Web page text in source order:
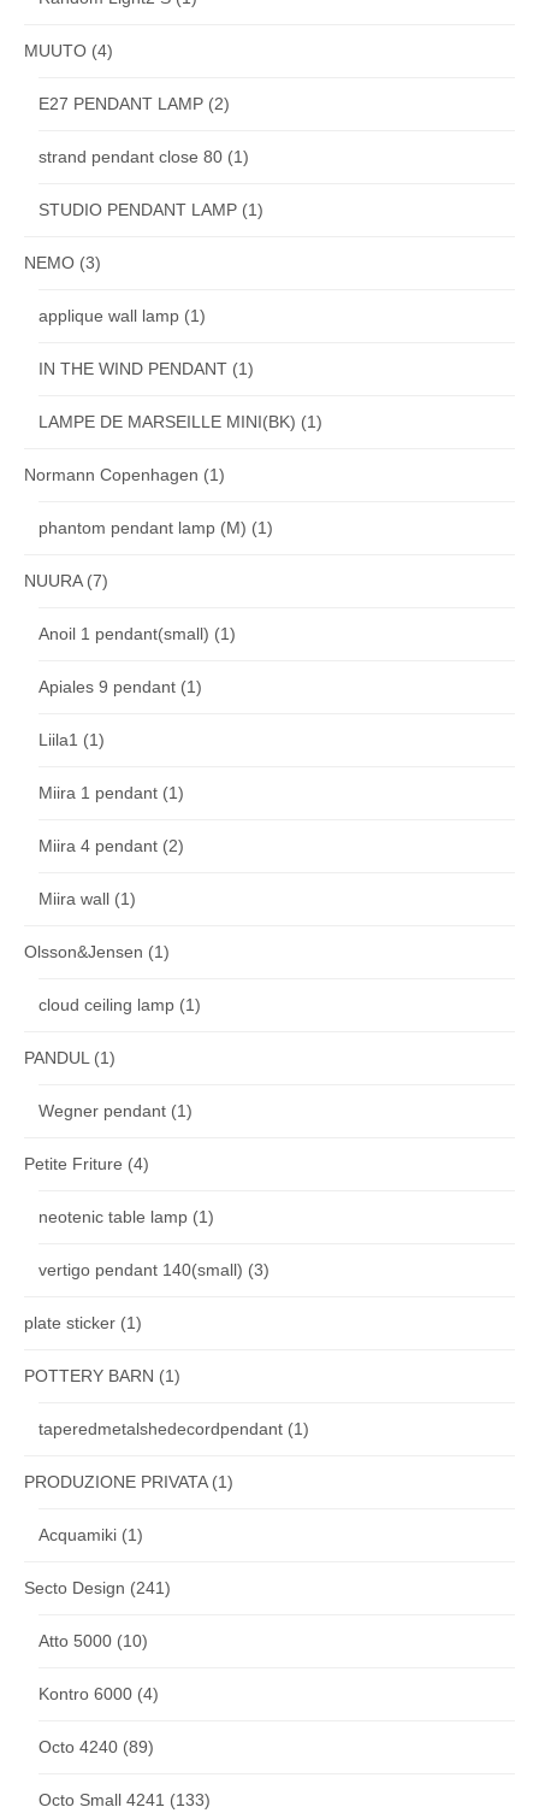
MUUTO (4)
E27 PENDANT LAMP (2)
strand pendant close 80 (1)
STUDIO PENDANT LAMP (1)
NEMO (3)
applique wall lamp (1)
IN THE WIND PENDANT (1)
LAMPE DE MARSEILLE MINI(BK) (1)
Normann Copenhagen (1)
phantom pendant lamp (M) (1)
NUURA(7)
Anoil 1 pendant(small) (1)
Apiales 9 pendant (1)
Liila1 (1)
Miira 1 pendant (1)
Miira 4 pendant (2)
Miira wall (1)
Olsson&Jensen (1)
cloud ceiling lamp (1)
PANDUL (1)
Wegner pendant (1)
Petite Friture (4)
neotenic table lamp (1)
vertigo pendant 140(small) (3)
plate sticker (1)
POTTERY BARN (1)
taperedmetalshedecordpendant (1)
PRODUZIONE PRIVATA(1)
Acquamiki (1)
Secto Design (241)
Atto 5000 (10)
Kontro 6000 (4)
Octo 4240 (89)
Octo Small 4241 (133)